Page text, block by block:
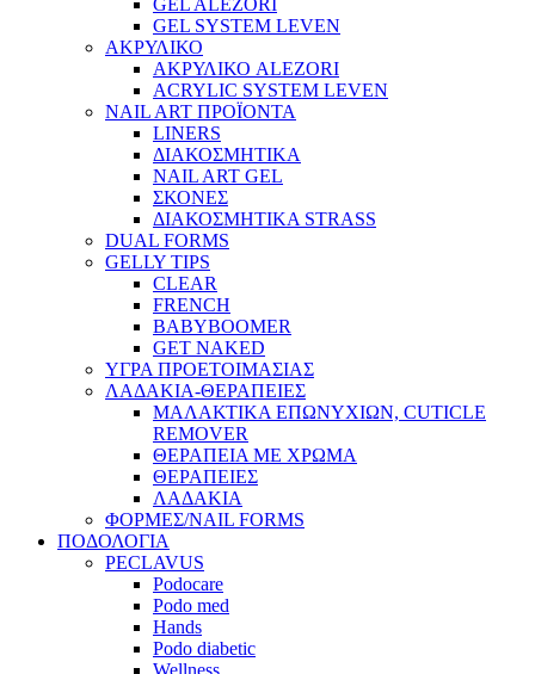
GEL SYSTEM LEVEN
ΑΚΡΥΛΙΚΟ
ΑΚΡΥΛΙΚΟ ALEZORI
ACRYLIC SYSTEM LEVEN
NAIL ART ΠΡΟΪΟΝΤΑ
LINERS
ΔΙΑΚΟΣΜΗΤΙΚΑ
NAIL ART GEL
ΣΚΟΝΕΣ
ΔΙΑΚΟΣΜΗΤΙΚΑ STRASS
DUAL FORMS
GELLY TIPS
CLEAR
FRENCH
BABYBOOMER
GET NAKED
ΥΓΡΑ ΠΡΟΕΤΟΙΜΑΣΙΑΣ
ΛΑΔΑΚΙΑ-ΘΕΡΑΠΕΙΕΣ
ΜΑΛΑΚΤΙΚΑ ΕΠΩΝΥΧΙΩΝ, CUTICLE
REMOVER
ΘΕΡΑΠΕΙΑ ΜΕ ΧΡΩΜΑ
ΘΕΡΑΠΕΙΕΣ
ΛΑΔΑΚΙΑ
ΦΟΡΜΕΣ/NAIL FORMS
ΠΟΔΟΛΟΓΙΑ
PECLAVUS
Podocare
Podo med
Hands
Podo diabetic
Wellness